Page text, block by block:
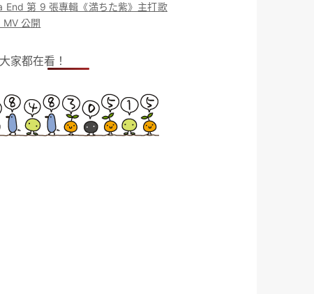
End 第 9 張專輯《満ちた紫》主打歌
MV 公開
家都在看！